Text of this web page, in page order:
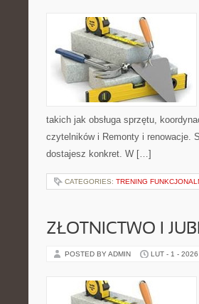
takich jak obsługa sprzętu,
czytelników i Remonty i renowacje.
dostajesz konkret. W […]
CATEGORIES: TRENING
ZŁOTNICTWO I
POSTED BY ADMIN LUT - 1 - 2026